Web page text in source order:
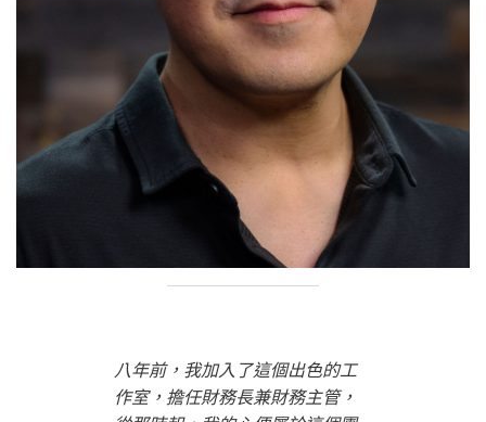
八年前，我加入了這個出色的工
作室，擔任財務長兼財務主管，